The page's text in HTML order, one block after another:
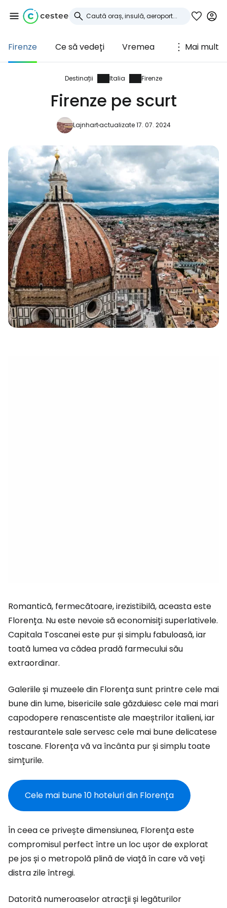
Firenze Ce să vedeți Vremea Mai mult
Destinații Italia Firenze
Firenze pe scurt
Lajnhartactualizate 17. 07. 2024
Romantică, fermecătoare, irezistibilă, aceasta este
Florența. Nu este nevoie să economisiți superlativele.
Capitala Toscanei este pur și simplu fabuloasă, iar
toată lumea va cădea pradă farmecului său
extraordinar.
Galeriile și muzeele din Florența sunt printre cele mai
bune din lume, bisericile sale găzduiesc cele mai mari
capodopere renascentiste ale maeștrilor italieni, iar
restaurantele sale servesc cele mai bune delicatese
toscane. Florența vă va încânta pur și simplu toate
simțurile.
Cele mai bune 10 hoteluri din Florența
În ceea ce privește dimensiunea, Florența este
compromisul perfect între un loc ușor de explorat
pe jos și o metropolă plină de viață în care vă veți
distra zile întregi.
Datorită numeroaselor atracții și legăturilor
Conectați-vă la
Cestee
... comunitatea mondială a călătorilor
Continuați cu Facebook
Continuați cu e-mailul